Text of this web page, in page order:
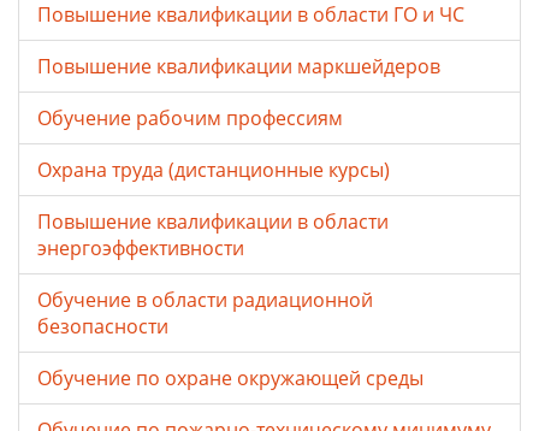
Повышение квалификации в области ГО и ЧС
Повышение квалификации маркшейдеров
Обучение рабочим профессиям
Охрана труда (дистанционные курсы)
Повышение квалификации в области
энергоэффективности
Обучение в области радиационной
безопасности
Обучение по охране окружающей среды